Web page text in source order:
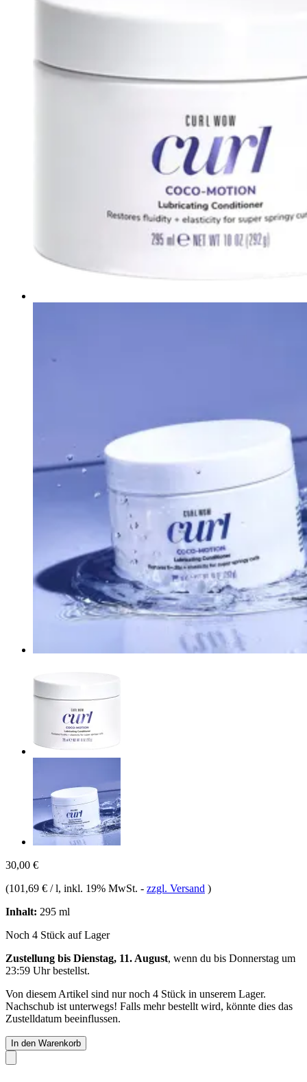
30,00 €
(101,69 € / l, inkl. 19% MwSt. - zzgl. Versand )
Inhalt: 295 ml
Noch 4 Stück auf Lager
Zustellung bis Dienstag, 11. August, wenn du bis Donnerstag um
23:59 Uhrbestellst.
Von diesem Artikel sind nur noch 4 Stück in unserem Lager.
Nachschub ist unterwegs! Falls mehr bestellt wird, könnte dies das
Zustelldatum beeinflussen.
In den Warenkorb